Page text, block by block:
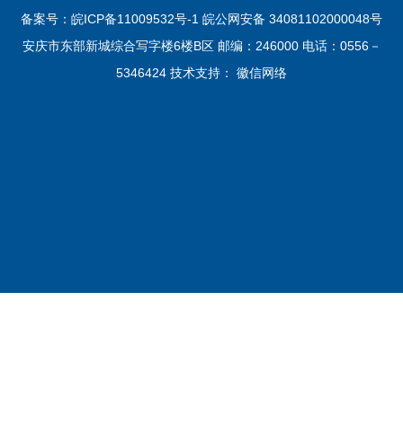
备案号：皖ICP备11009532号-1 皖公网安备 34081102000048号
安庆市东部新城综合写字楼6楼B区 邮编：246000 电话：0556－
5346424 技术支持： 徽信网络